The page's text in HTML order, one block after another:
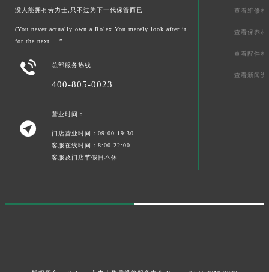
没人能拥有劳力士,只不过为下一代保管而已
(You never actually own a Rolex.You merely look after it
for the next ...”
 总部服务热线
400-805-0023

营业时间：
门店营业时间：09:00-19:30
客服在线时间：8:00-22:00
客服及门店节假日不休
查看维修相
查看保养相
查看配件相
查看新闻资